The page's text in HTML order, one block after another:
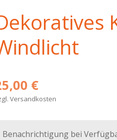
€
Versandkosten
Benachrichtigung bei